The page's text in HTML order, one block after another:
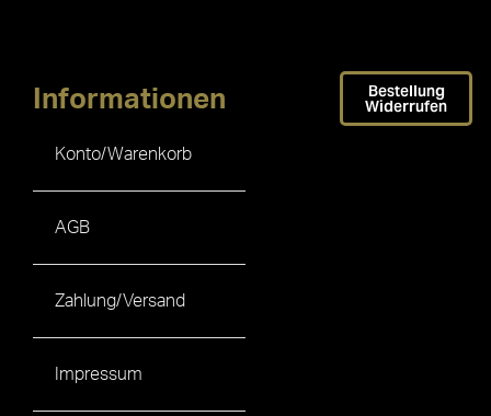
Informationen
Konto/Warenkorb
AGB
Zahlung/Versand
Impressum
Bestellung
Widerrufen